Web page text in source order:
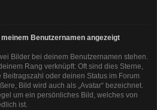
Benutzernamen angezeigt
Bilder bei deinem Benutzernamen stehen.
Rang verknüpft: Oft sind dies Sterne,
oder deinen Status im Forum
Bild wird auch als „Avatar“ bezeichnet.
um ein persönliches Bild, welches von
ist.